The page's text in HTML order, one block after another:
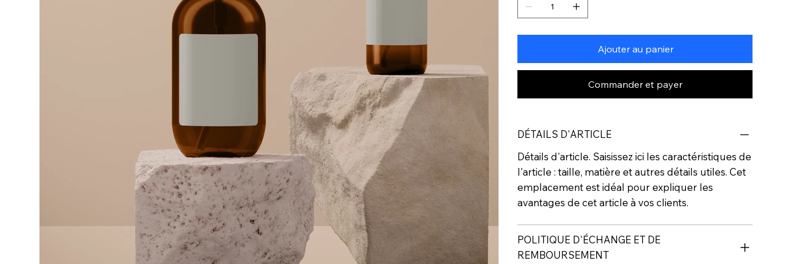
Ajouter au panier
Commander et payer
DÉTAILS D'ARTICLE
Détails d'article. Saisissez ici les caractéristiques de
l'article : taille, matière et autres détails utiles. Cet
emplacement est idéal pour expliquer les
avantages de cet article à vos clients.
POLITIQUE D'ÉCHANGE ET DE
REMBOURSEMENT